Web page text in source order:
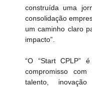
construída uma
consolidação
um caminho claro
impacto”.
“O “Start CPLP”
compromisso
talento,